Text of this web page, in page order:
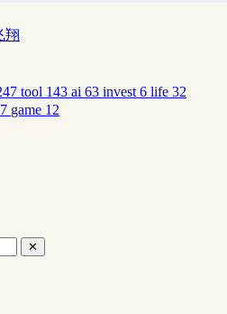
翔
tool 143 ai 63 invest 6 life 32
game 12
✕